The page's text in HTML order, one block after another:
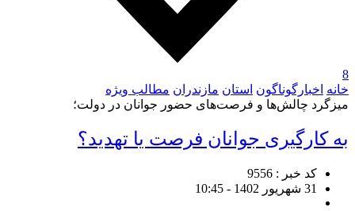
8
خانه اخبارگوناگون استان مازندران مطالب ویژه
میزگرد چالش‌ها و فرصت‌های حضور جوانان در دولت؛
به کارگیری جوانان فرصت یا تهدید؟
کد خبر : 9556
31 شهریور 1402 - 10:45